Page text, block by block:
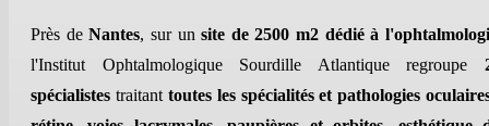
Près deNantes, sur unsite de 2500 m2 dédié à
l'Institut Ophtalmologique Sourdille Atlantique regroupe
spécialistes traitant toutes les spécialités et pathologies